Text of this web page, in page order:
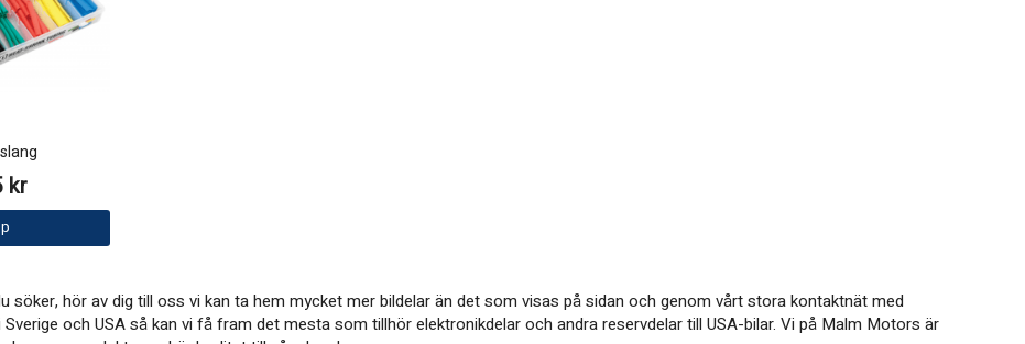
kr
söker, hör av dig till oss vi kan ta hem mycket mer bildelar än det som visas på sidan och genom vårt stora kontaktnät med
och USA så kan vi få fram det mesta som tillhör elektronikdelar och andra reservdelar till USA-bilar. Vi på Malm Motors är